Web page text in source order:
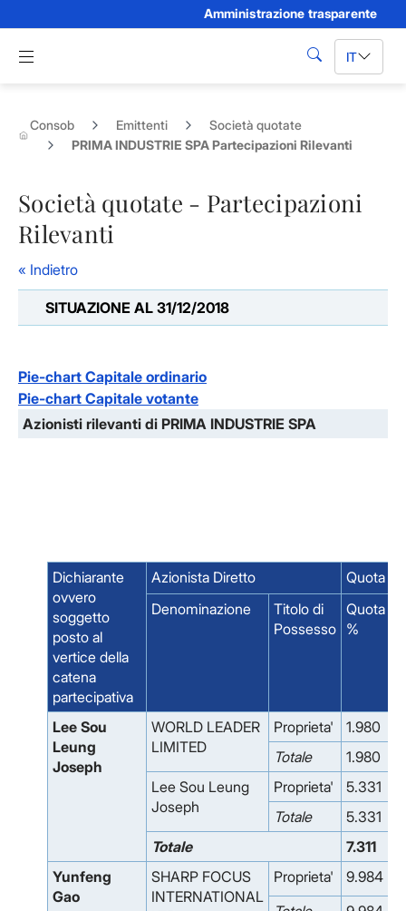
Amministrazione trasparente
Apri menu di navigazione
cerca IT
Consob Emittenti
Società quotate
PRIMA INDUSTRIE SPA Partecipazioni Rilevanti
Società quotate - Partecipazioni
Rilevanti
« Indietro
SITUAZIONE AL 31/12/2018
Pie-chart Capitale ordinario
Pie-chart Capitale votante
Azionisti rilevanti di PRIMA INDUSTRIE SPA
Dichiarante
ovvero
soggetto
posto al
vertice della
catena
partecipativa
Azionista Diretto
Quota %
Denominazione
Titolo di
Possesso
Quota
%
Lee Sou
Leung
Joseph
WORLD LEADER
LIMITED
Proprieta'
1.980
Totale
1.980
Lee Sou Leung
Joseph
Proprieta'
5.331
Totale
5.331
Totale
7.311
Yunfeng
Gao
SHARP FOCUS
INTERNATIONAL
Proprieta'
9.984